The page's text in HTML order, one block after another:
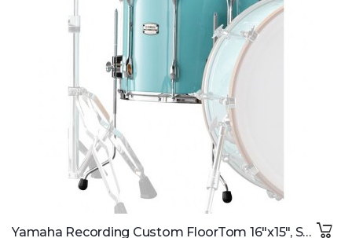
Yamaha Recording Custom FloorTom 16"x15", Surf Green